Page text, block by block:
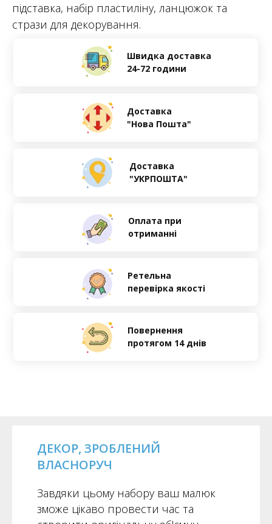
підставка, набір пластиліну, ланцюжок та
стрази для декорування.
Оплата при
отриманні
Ретельна
перевірка якості
Швидка доставка
24-72 години
Доставка
"Нова Пошта"
Доставка
"УКРПОШТА"
Повернення
протягом 14 днів
ДЕКОР, ЗРОБЛЕНИЙ
ВЛАСНОРУЧ
Завдяки цьому набору ваш малюк
зможе цікаво провести час та